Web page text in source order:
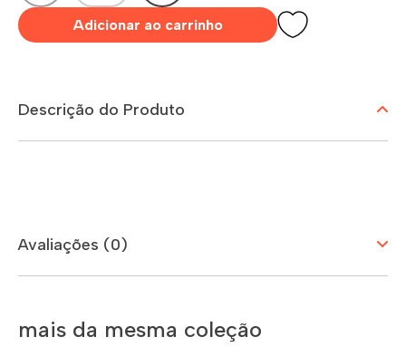
Adicionar ao carrinho
Descrição do Produto
Avaliações (0)
mais da mesma coleção